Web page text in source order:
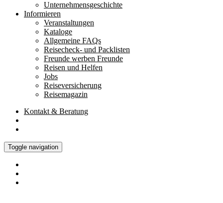
Unternehmensgeschichte
Informieren
Veranstaltungen
Kataloge
Allgemeine FAQs
Reisecheck- und Packlisten
Freunde werben Freunde
Reisen und Helfen
Jobs
Reiseversicherung
Reisemagazin
Kontakt & Beratung
Toggle navigation